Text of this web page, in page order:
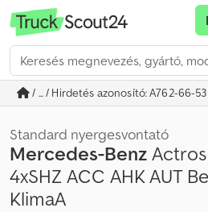
/ ... / Hirdetés azonosító: A762-66-53
Standard nyergesvontató
Mercedes-BenzActros
4xSHZ ACC AHK AUT
KlimaA